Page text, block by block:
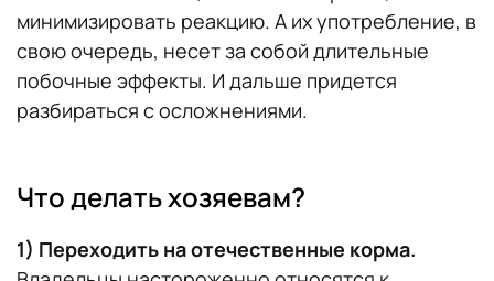
минимизировать реакцию. А их употребление, в
свою очередь, несет за собой длительные
побочные эффекты. И дальше придется
разбираться с осложнениями.
Что делать хозяевам?
1) Переходить на отечественные корма.